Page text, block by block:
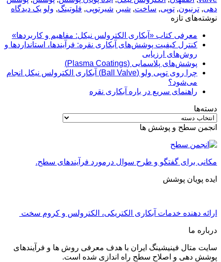
دهی, ترنیون, توپی, ساخت, شیر , شیرتوپی, فلوتینگ, ولو یک دیدگاه
نوشته‌های تازه
معرفی کتاب «آبکاری الکترولس نیکل: مفاهیم و کاربردها»
کنترل کیفیت پوشش‌های آبکاری نقره: فرآیندها، استانداردها و
روش‌های ارزیابی
پوشش‌های پلاسمایی (Plasma Coatings)
چرا روی توپی‌ ولو (Ball Valve) آبکاری الکترولس نیکل انجام
می‌شود؟
راهنمای سریع در باره آبکاری نقره
دسته‌ها
دسته‌ها
انجمن سطح و پوشش ها
مکانی برای گفتگو و طرح سوال درمورد فرآیندهای سطح.
ایده پویان پوشش
ارائه دهنده خدمات آبکاری الکتریکی، الکترولس و کروم سخت
درباره ما
سایت متال فینیشینگ ایران با هدف معرفی روش ها و فرآیندهای
پوشش دهی و اصلاح سطح راه اندازی شده است.